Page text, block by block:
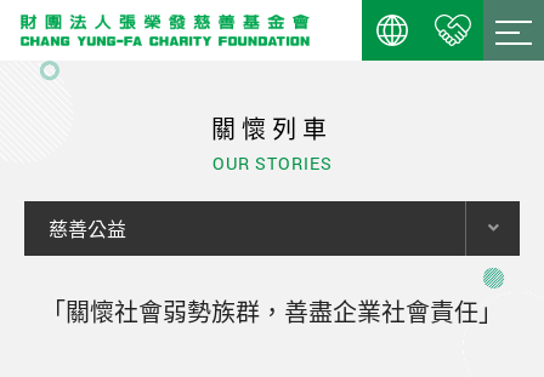
關懷列車
OUR STORIES
慈善公益
「關懷社會弱勢族群，善盡企業社會責任」